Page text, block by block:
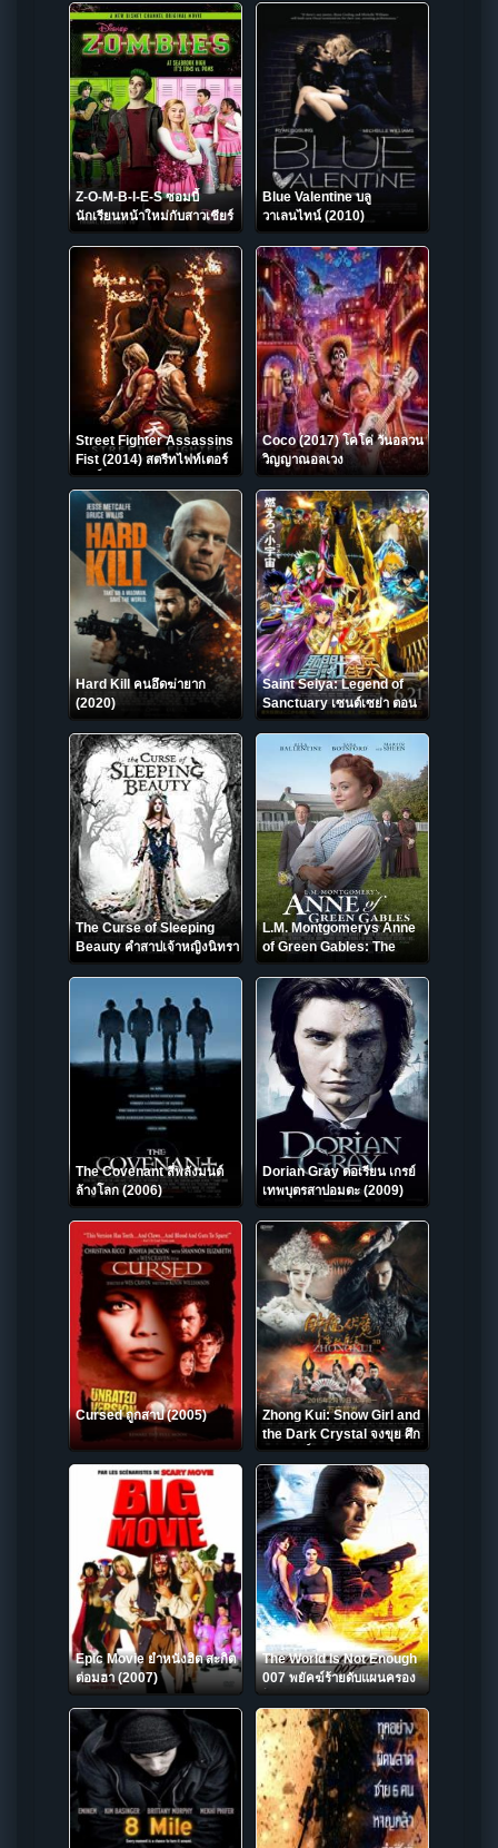
Z-O-M-B-I-E-S ซอมบี้
นักเรียนหน้าใหม่กับสาวเชียร์
ลีดเดอร์ (2018)
Blue Valentine บลู
วาเลนไทน์ (2010)
Street Fighter Assassins
Fist (2014) สตรีทไฟท์เตอร์
ฤทธิ์หมัด
Coco (2017) โคโค่ วันอลวน
วิญญาณอลเวง
Hard Kill คนอึดฆ่ายาก
(2020)
Saint Seiya: Legend of
Sanctuary เซนต์เซย่า ตอน
ศึกปราสาท 12 ราศี (2014)
The Curse of Sleeping
Beauty คำสาปเจ้าหญิงนิทรา
(2016)
L.M. Montgomerys Anne
of Green Gables: The
Good Stars (2017)
The Covenant สี่พลังมนต์
ล้างโลก (2006)
Dorian Gray ดอเรียน เกรย์
เทพบุตรสาปอมตะ (2009)
Cursed ถูกสาป (2005)
Zhong Kui: Snow Girl and
the Dark Crystal จงขุย ศึก
เทพฤทธิ์พิชิตมาร (2015)
Epic Movie ยำหนังฮิต สะกิต
ต่อมฮา (2007)
The World Is Not Enough
007 พยัคฆ์ร้ายดับแผนครอง
007 ภาค 19)